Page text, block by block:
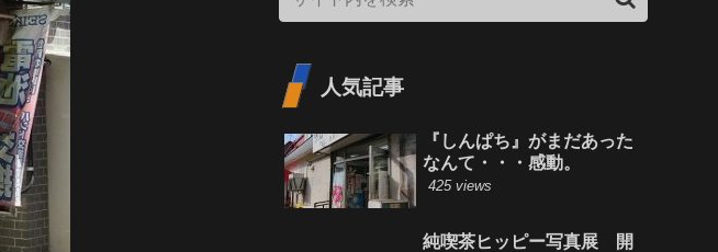
人気記事
『しんぱち』がまだあった
なんて・・・感動。
425 views
純喫茶ヒッピー写真展 開